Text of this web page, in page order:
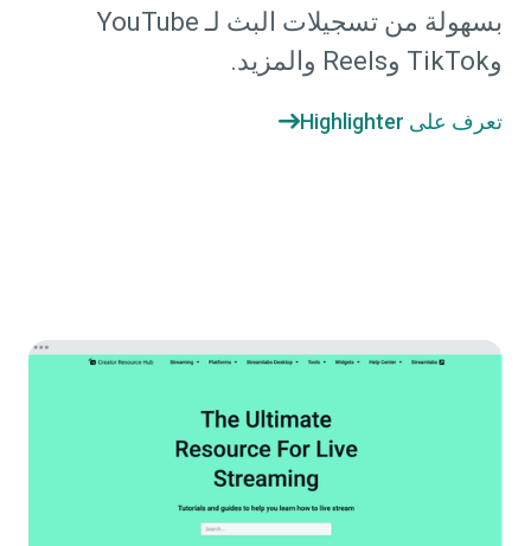
بسهولة من تسجيلات البث لـ YouTube
وTikTok وReels والمزيد.
تعرف على Highlighter 